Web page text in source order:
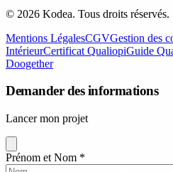
© 2026 Kodea. Tous droits réservés.
Mentions LégalesCGVGestion des
IntérieurCertificat QualiopiGuide
Doogether
Demander des informations
Lancer mon projet
Prénom et Nom *